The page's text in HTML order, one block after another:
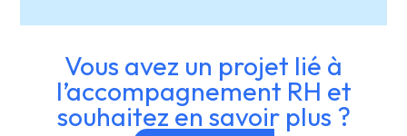
Vous avez un projet lié à
l’accompagnement RH et
souhaitez en savoir plus ?